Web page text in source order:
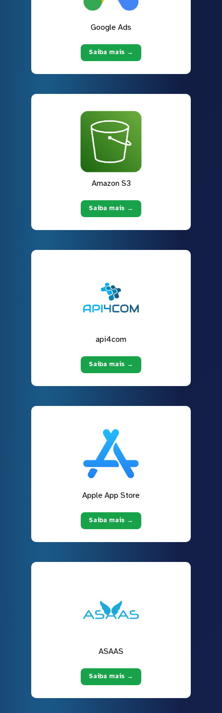
Google Ads
Saiba mais →
Amazon S3
Saiba mais →
api4com
Saiba mais →
Apple App Store
Saiba mais →
ASAAS
Saiba mais →